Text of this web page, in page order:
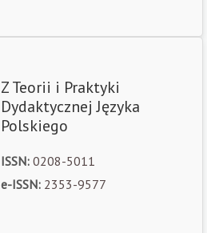
Z Teorii i Praktyki
Dydaktycznej Języka
Polskiego
ISSN: 0208-5011
e-ISSN: 2353-9577